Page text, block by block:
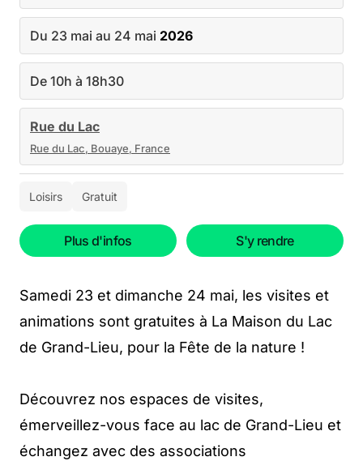
Du 23 mai au 24 mai 2026
De 10h à 18h30
Rue du Lac
Rue du Lac, Bouaye, France
Loisirs Gratuit
Plus d'infos S'y rendre
Samedi 23 et dimanche 24 mai, les visites et
animations sont gratuites à La Maison du Lac
de Grand-Lieu, pour la Fête de la nature !
Découvrez nos espaces de visites,
émerveillez-vous face au lac de Grand-Lieu et
échangez avec des associations